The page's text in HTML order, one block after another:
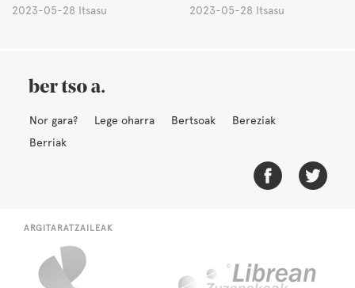
2023-05-28 Itsasu 2023-05-28 Itsasu
Nor gara? Lege oharra Bertsoak
Bereziak
Berriak
ARGITARATZAILEAK